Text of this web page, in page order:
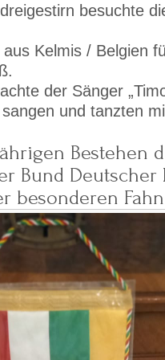
besuchte
Kelmis / Belgien
der Sänger
und tanzten
Bestehen
Bund Deutscher
besonderen